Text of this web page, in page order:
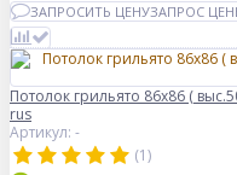
ЗАПРОСИТЬ ЦЕНУЗАПРОС
Потолок грильято 86х86 (
rus
Артикул: -
(1)